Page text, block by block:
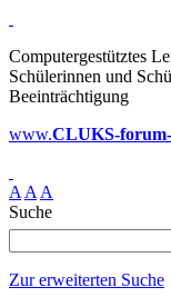
Computergestütztes
Schülerinnen und
Beeinträchtigung
www.CLUKS-
A A A
Suche
Zur erweiterten Suche